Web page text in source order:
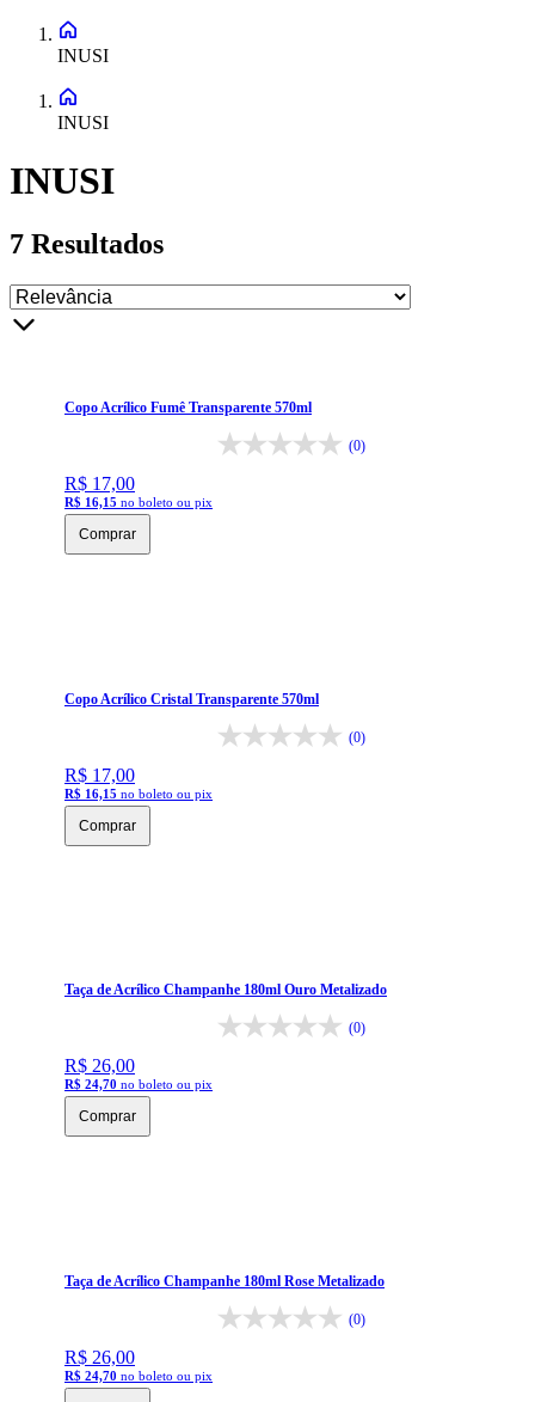
INUSI
INUSI
INUSI
7 Resultados
Copo Acrílico Fumê Transparente 570ml
(0)
R$ 17,00
R$ 16,15 no boleto ou pix
Comprar
Copo Acrílico Cristal Transparente 570ml
(0)
R$ 17,00
R$ 16,15 no boleto ou pix
Comprar
Taça de Acrílico Champanhe 180ml Ouro Metalizado
(0)
R$ 26,00
R$ 24,70 no boleto ou pix
Comprar
Taça de Acrílico Champanhe 180ml Rose Metalizado
(0)
R$ 26,00
R$ 24,70 no boleto ou pix